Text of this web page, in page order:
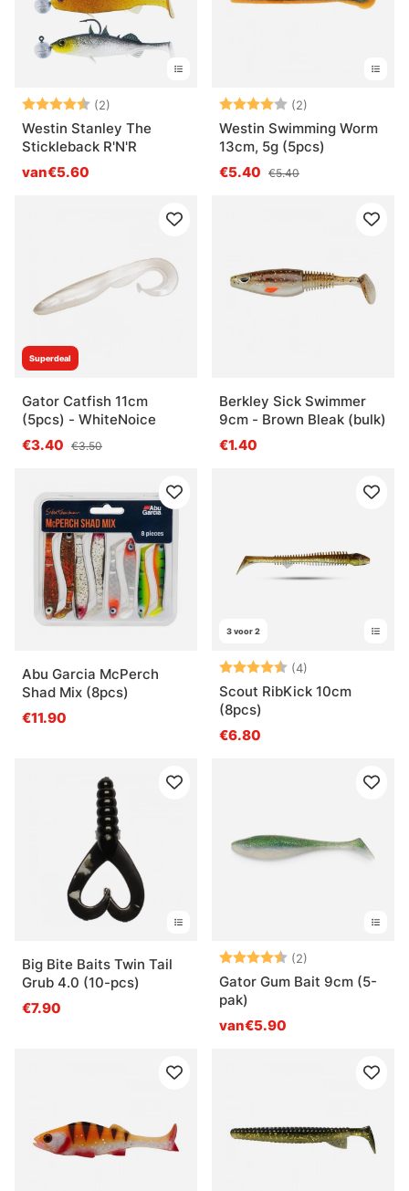
Beoordeling:
(2)
Westin Stanley The
Stickleback R'N'R
van€5.60
Beoordeling:
(2)
Westin Swimming Worm
13cm, 5g (5pcs)
€5.40 €5.40
Superdeal
Gator Catfish 11cm
(5pcs) - WhiteNoice
€3.40 €3.50
Berkley Sick Swimmer
9cm - Brown Bleak (bulk)
€1.40
Abu Garcia McPerch
Shad Mix (8pcs)
€11.90
3 voor 2
Beoordeling:
(4)
Scout RibKick 10cm
(8pcs)
€6.80
Big Bite Baits Twin Tail
Grub 4.0 (10-pcs)
€7.90
Beoordeling:
(2)
Gator Gum Bait 9cm (5-
pak)
van€5.90